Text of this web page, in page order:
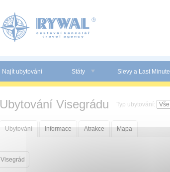
Najít ubytování Státy Slevy a Last Minute
Ubytování Visegrádu Typ ubytování:
Ubytování Informace Atrakce Mapa
Visegrád